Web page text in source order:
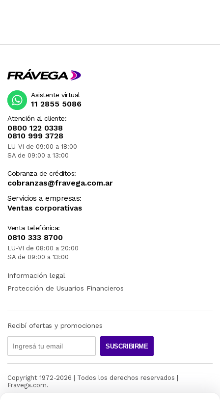
Atención al cliente:
0800 122 0338
0810 999 3728
LU-VI de 09:00 a 18:00
SA de 09:00 a 13:00
Cobranza de créditos:
cobranzas@fravega.com.ar
Servicios a empresas:
Ventas corporativas
Venta telefónica:
0810 333 8700
LU-VI de 08:00 a 20:00
SA de 09:00 a 13:00
Asistente virtual
11 2855 5086
Información legal
Protección de Usuarios Financieros
Recibí ofertas y promociones
SUSCRIBIRME
Copyright 1972-2026 | Todos los derechos reservados |
Fravega.com.